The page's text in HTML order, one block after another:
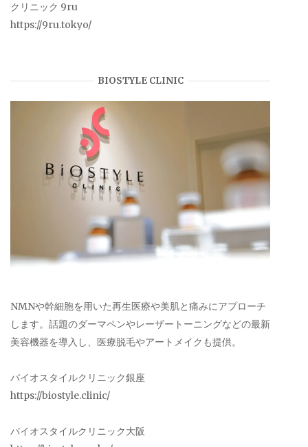
クリニック 9ru
https://9ru.tokyo/
BIOSTYLE CLINIC
NMNや幹細胞を用いた再生医療や美肌と痛みにアプローチ
します。話題のダーマペンやレーザートーニングなどの最新
美容機器を導入し、医療脱毛やアートメイクも提供。
バイオスタイルクリニック銀座
https://biostyle.clinic/
バイオスタイルクリニック大阪